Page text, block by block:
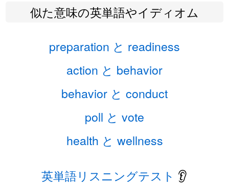
似た意味の英単語やイディオム
preparation と readiness
action と behavior
behavior と conduct
poll と vote
health と wellness
英単語リスニングテスト 👂